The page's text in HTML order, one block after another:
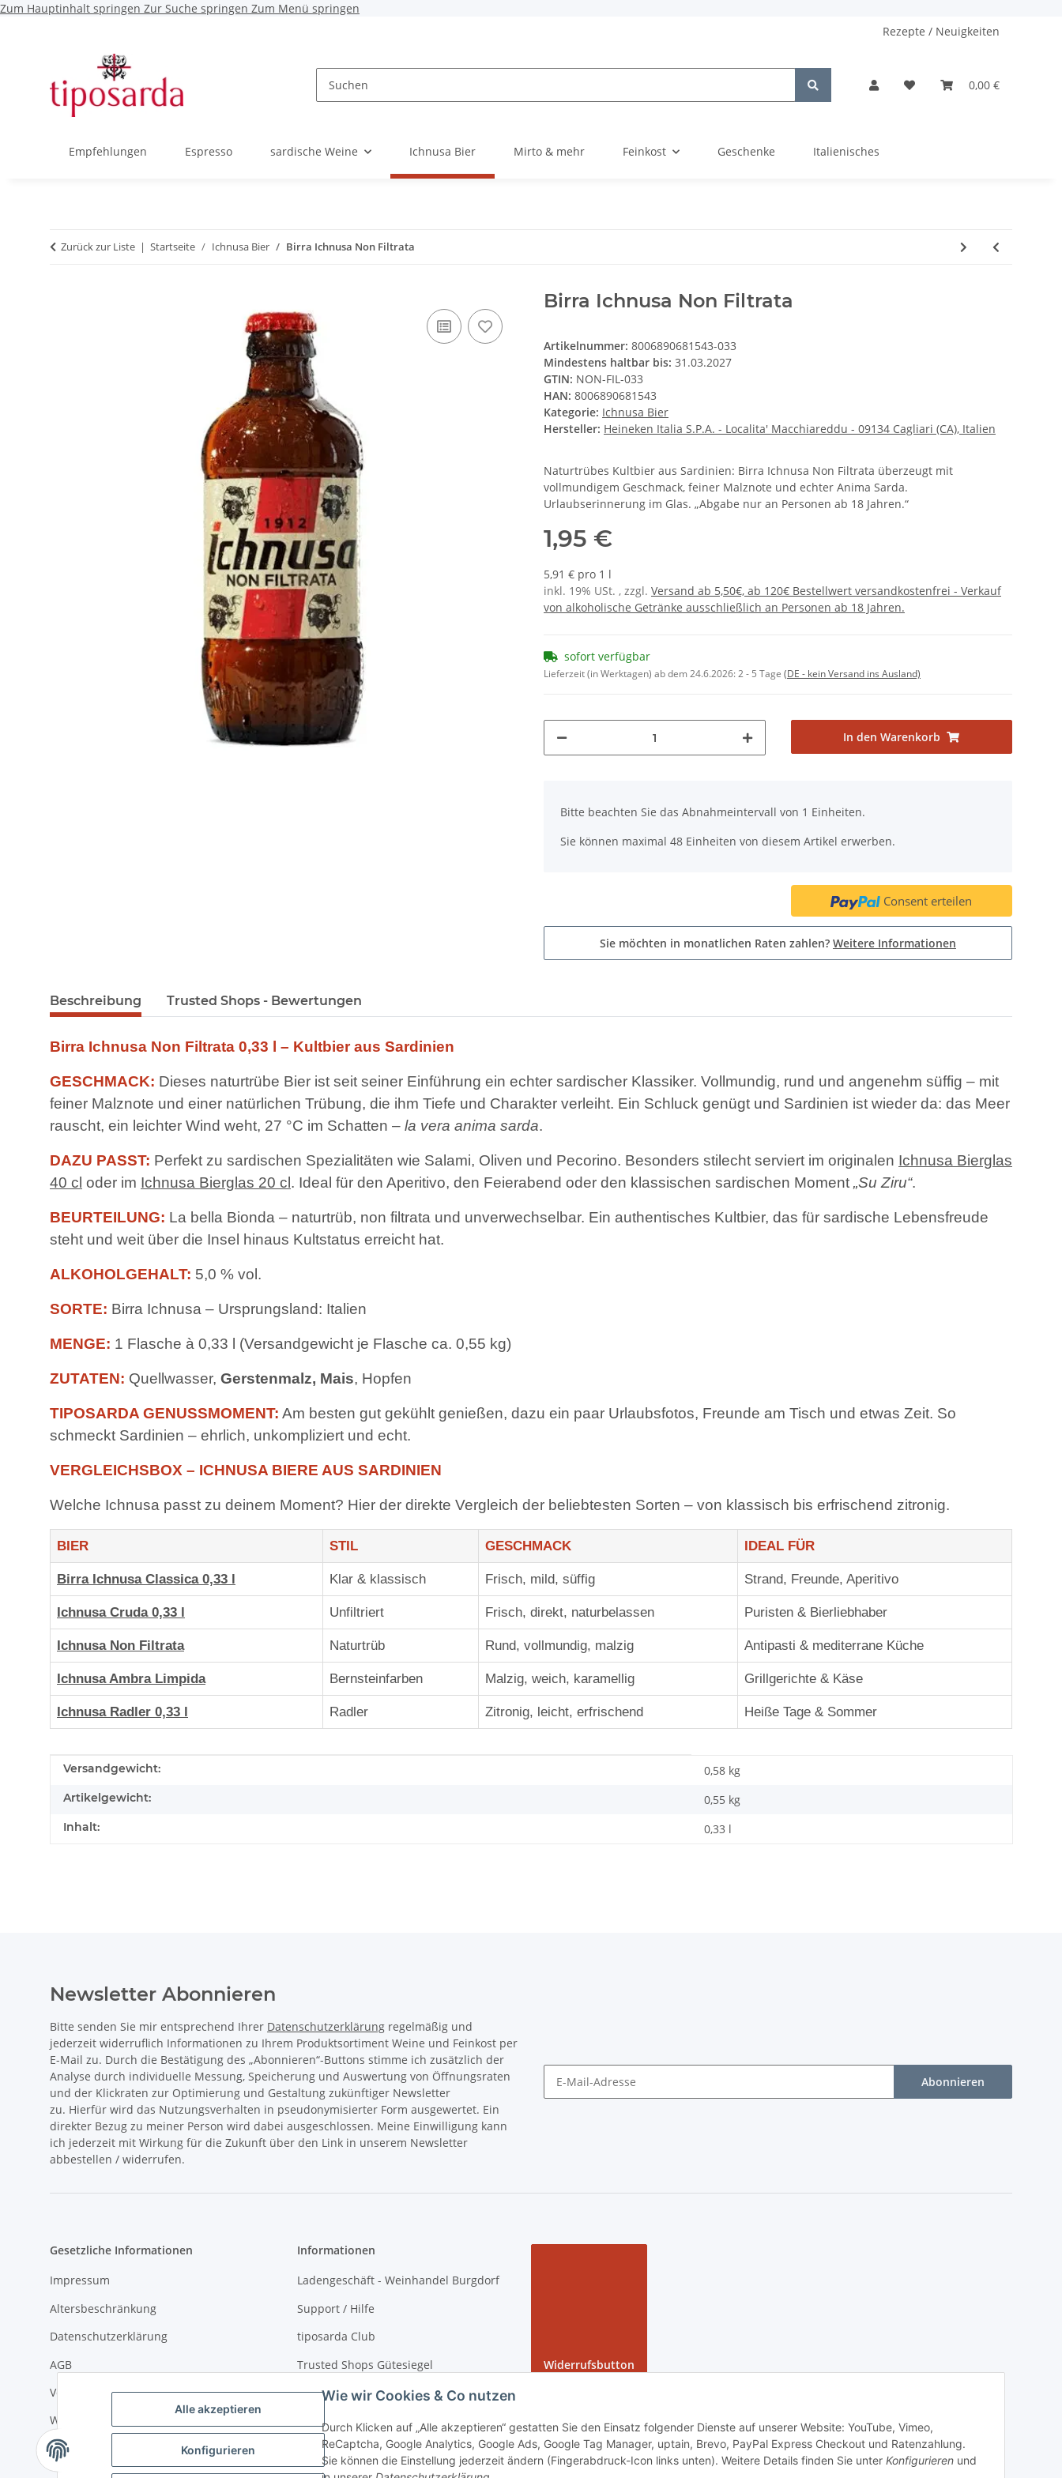
Zum Hauptinhalt springen Zur Suche springen Zum Menü springen
Alle akzeptieren
Konfigurieren
Wie wir Cookies & Co nutzen
Durch Klicken auf „Alle akzeptieren“ gestatten Sie den Einsatz folgender Dienste auf unserer Website: YouTube, Vimeo,
ReCaptcha, Google Analytics, Google Ads, Google Tag Manager, uptain, Brevo, PayPal Express Checkout und Ratenzahlung.
Sie können die Einstellung jederzeit ändern (Fingerabdruck-Icon links unten). Weitere Details finden Sie unter Konfigurieren und
Rezepte / Neuigkeiten
0,00 €
Empfehlungen Espresso sardische Weine Ichnusa Bier Mirto & mehr Feinkost Geschenke Italienisches
Zurück zur Liste Startseite Ichnusa Bier Birra Ichnusa Non Filtrata
Birra Ichnusa Non Filtrata
Artikelnummer: 8006890681543-033
Mindestens haltbar bis: 31.03.2027
GTIN: NON-FIL-033
HAN: 8006890681543
Kategorie: Ichnusa Bier
Hersteller: Heineken Italia S.P.A. - Localita' Macchiareddu - 09134 Cagliari (CA), Italien
Naturtrübes Kultbier aus Sardinien: Birra Ichnusa Non Filtrata überzeugt mit
vollmundigem Geschmack, feiner Malznote und echter Anima Sarda.
Urlaubserinnerung im Glas. „Abgabe nur an Personen ab 18 Jahren.“
1,95 €
5,91 € pro 1 l
inkl. 19% USt. , zzgl. Versand ab 5,50€, ab 120€ Bestellwert versandkostenfrei - Verkauf
von alkoholische Getränke ausschließlich an Personen ab 18 Jahren.
sofort verfügbar
Lieferzeit (in Werktagen) ab dem 24.6.2026:2 - 5 Tage (DE - kein Versand ins Ausland)
In den Warenkorb
Bitte beachten Sie das Abnahmeintervall von 1 Einheiten.
Sie können maximal 48 Einheiten von diesem Artikel erwerben.
Consent erteilen
Sie möchten in monatlichen Raten zahlen? Weitere Informationen
Beschreibung Trusted Shops - Bewertungen
Birra Ichnusa Non Filtrata 0,33 l – Kultbier aus Sardinien
GESCHMACK: Dieses naturtrübe Bier ist seit seiner Einführung ein echter sardischer Klassiker. Vollmundig, rund und angenehm süffig – mit
feiner Malznote und einer natürlichen Trübung, die ihm Tiefe und Charakter verleiht. Ein Schluck genügt und Sardinien ist wieder da: das Meer
rauscht, ein leichter Wind weht, 27 °C im Schatten – la vera anima sarda.
DAZU PASST: Perfekt zu sardischen Spezialitäten wie Salami, Oliven und Pecorino. Besonders stilecht serviert im originalen Ichnusa Bierglas
40 cl oder im Ichnusa Bierglas 20 cl . Ideal für den Aperitivo, den Feierabend oder den klassischen sardischen Moment „Su Ziru“.
BEURTEILUNG: La bella Bionda – naturtrüb, non filtrata und unverwechselbar. Ein authentisches Kultbier, das für sardische Lebensfreude
steht und weit über die Insel hinaus Kultstatus erreicht hat.
ALKOHOLGEHALT: 5,0 % vol.
SORTE: Birra Ichnusa – Ursprungsland: Italien
MENGE: 1 Flasche à 0,33 l (Versandgewicht je Flasche ca. 0,55 kg)
ZUTATEN: Quellwasser, Gerstenmalz, Mais, Hopfen
TIPOSARDA GENUSSMOMENT: Am besten gut gekühlt genießen, dazu ein paar Urlaubsfotos, Freunde am Tisch und etwas Zeit. So
schmeckt Sardinien – ehrlich, unkompliziert und echt.
VERGLEICHSBOX – ICHNUSA BIERE AUS SARDINIEN
Welche Ichnusa passt zu deinem Moment? Hier der direkte Vergleich der beliebtesten Sorten – von klassisch bis erfrischend zitronig.
BIER STIL GESCHMACK IDEAL FÜR
Birra Ichnusa Classica 0,33 l Klar & klassisch Frisch, mild, süffig Strand, Freunde, Aperitivo
Ichnusa Cruda 0,33 l Unfiltriert Frisch, direkt, naturbelassen Puristen & Bierliebhaber
Ichnusa Non Filtrata Naturtrüb Rund, vollmundig, malzig Antipasti & mediterrane Küche
Ichnusa Ambra Limpida Bernsteinfarben Malzig, weich, karamellig Grillgerichte & Käse
Ichnusa Radler 0,33 l Radler Zitronig, leicht, erfrischend Heiße Tage & Sommer
Produkteigenschaft
Wert
Versandgewicht: 0,58 kg
Artikelgewicht: 0,55 kg
Inhalt: 0,33 l
Newsletter Abonnieren
Bitte senden Sie mir entsprechend Ihrer Datenschutzerklärung regelmäßig und
jederzeit widerruflich Informationen zu Ihrem Produktsortiment Weine und Feinkost per
E-Mail zu. Durch die Bestätigung des „Abonnieren“-Buttons stimme ich zusätzlich der
Analyse durch individuelle Messung, Speicherung und Auswertung von Öffnungsraten
und der Klickraten zur Optimierung und Gestaltung zukünftiger Newsletter
zu. Hierfür wird das Nutzungsverhalten in pseudonymisierter Form ausgewertet. Ein
direkter Bezug zu meiner Person wird dabei ausgeschlossen. Meine Einwilligung kann
ich jederzeit mit Wirkung für die Zukunft über den Link in unserem Newsletter
abbestellen / widerrufen.
Abonnieren
Gesetzliche Informationen
Impressum
Altersbeschränkung
Datenschutzerklärung
AGB
Versand- und Zahlungsbedingungen
Widerrufsrecht
Informationen
Ladengeschäft - Weinhandel Burgdorf
Support / Hilfe
tiposarda Club
Trusted Shops Gütesiegel
Virtueller Rundgang bei tiposarda
über tiposarda
Sitemap
Widerrufsbutton